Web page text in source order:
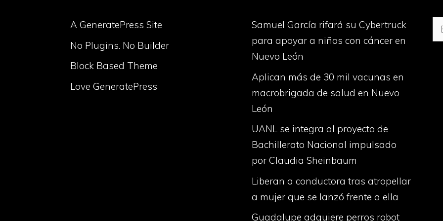
A GeneratePress Site
No Plugins. No Builder
Block Based Theme
Love GeneratePress
Samuel García rifará su Cybertruck
para apoyar a niños con cáncer en
Nuevo León
Aplican más de 30 mil vacunas en
macrobrigada de salud en Nuevo
León
UANL se integra al proyecto de
Bachillerato Nacional impulsado
por Claudia Sheinbaum
Liberan a conductora tras atropellar
a mujer que se lanzó frente a ella
Guadalupe adquiere perros robot